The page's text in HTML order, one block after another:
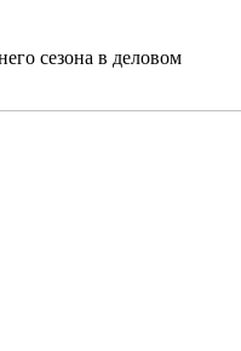
сезона в деловом